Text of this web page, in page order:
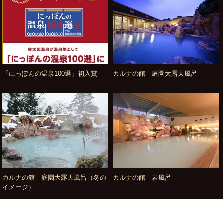
「にっぽんの温泉100選」初入賞 カルナの館 庭園大露天風呂
カルナの館 庭園大露天風呂（冬の
イメージ）
カルナの館 岩風呂